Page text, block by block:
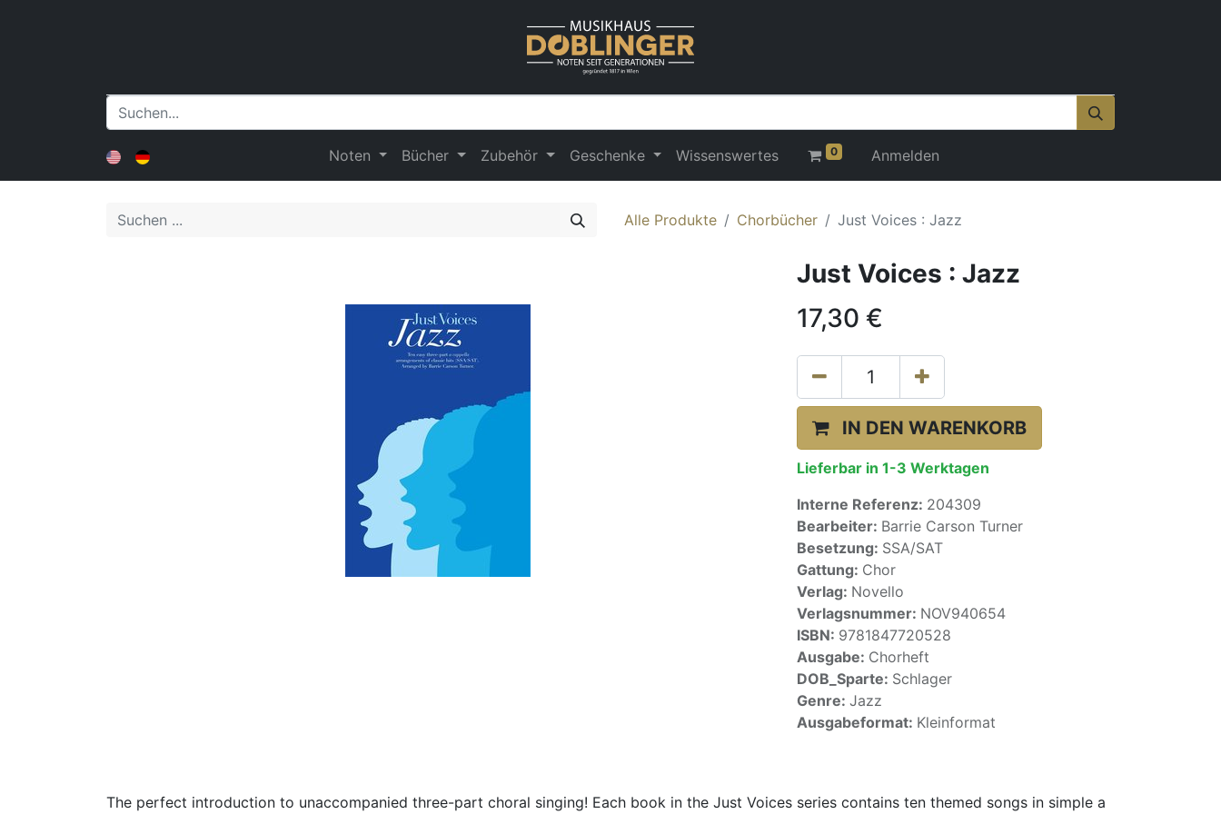
Noten Bücher Zubehör Geschenke Wissenswertes 0 Anmelden
Alle Produkte Chorbücher Just Voices : Jazz
Just Voices : Jazz
17,30 €
IN DEN WARENKORB
Lieferbar in 1-3 Werktagen
Interne Referenz: 204309
Bearbeiter: Barrie Carson Turner
Besetzung: SSA/SAT
Gattung: Chor
Verlag: Novello
Verlagsnummer: NOV940654
ISBN: 9781847720528
Ausgabe: Chorheft
DOB_Sparte: Schlager
Genre: Jazz
Ausgabeformat: Kleinformat
The perfect introduction to unaccompanied three-part choral singing! Each book in the Just Voices series contains ten themed songs in simple a